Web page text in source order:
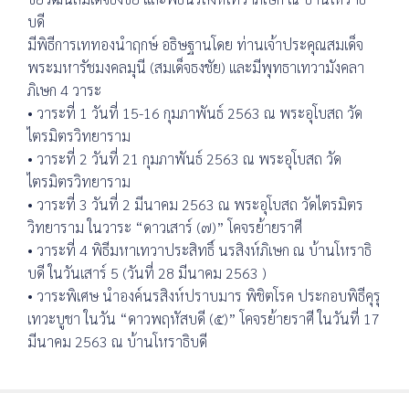
บดี
มีพิธีการเททองนำฤกษ์ อธิษฐานโดย ท่านเจ้าประคุณสมเด็จ
พระมหารัชมงคลมุนี (สมเด็จธงชัย) และมีพุทธาเทวามังคลา
ภิเษก 4 วาระ
• วาระที่ 1 วันที่ 15-16 กุมภาพันธ์ 2563 ณ พระอุโบสถ วัด
ไตรมิตรวิทยาราม
• วาระที่ 2 วันที่ 21 กุมภาพันธ์ 2563 ณ พระอุโบสถ วัด
ไตรมิตรวิทยาราม
• วาระที่ 3 วันที่ 2 มีนาคม 2563 ณ พระอุโบสถ วัดไตรมิตร
วิทยาราม ในวาระ “ดาวเสาร์ (๗)” โคจรย้ายราศี
• วาระที่ 4 พิธีมหาเทวาประสิทธิ์ นรสิงห์ภิเษก ณ บ้านโหราธิ
บดี ในวันเสาร์ 5 (วันที่ 28 มีนาคม 2563 )
• วาระพิเศษ นำองค์นรสิงห์ปราบมาร พิชิตโรค ประกอบพิธีคุรุ
เทวะบูชา ในวัน “ดาวพฤหัสบดี (๕)” โคจรย้ายราศี ในวันที่ 17
มีนาคม 2563 ณ บ้านโหราธิบดี